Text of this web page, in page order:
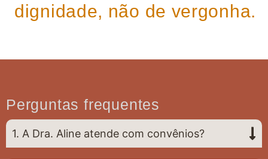
dignidade, não de vergonha.
Perguntas frequentes
1. A Dra. Aline atende com convênios?